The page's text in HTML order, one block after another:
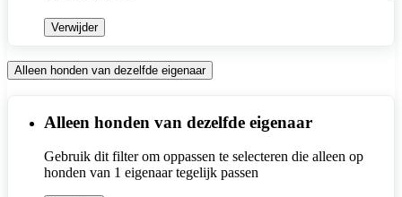
Verwijder
Alleen honden van dezelfde eigenaar
Alleen honden van dezelfde eigenaar
Gebruik dit filter om oppassen te selecteren die alleen op
honden van 1 eigenaar tegelijk passen